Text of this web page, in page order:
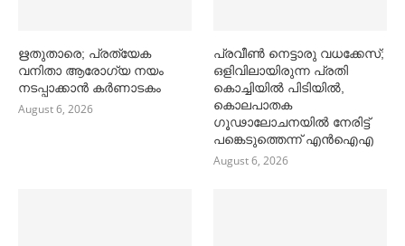
ഋതുതാരെ; പ്രത്യേക
വനിതാ ആരോഗ്യ നയം
നടപ്പാക്കാൻ കര്‍ണാടകം
August 6, 2026
പ്രവീൺ നെട്ടാരു വധക്കേസ്;
ഒളിവിലായിരുന്ന പ്രതി
കൊച്ചിയിൽ പിടിയിൽ,
കൊലപാതക
ഗൂഢാലോചനയിൽ നേരിട്ട്
പങ്കെടുത്തെന്ന് എൻഐഎ
August 6, 2026